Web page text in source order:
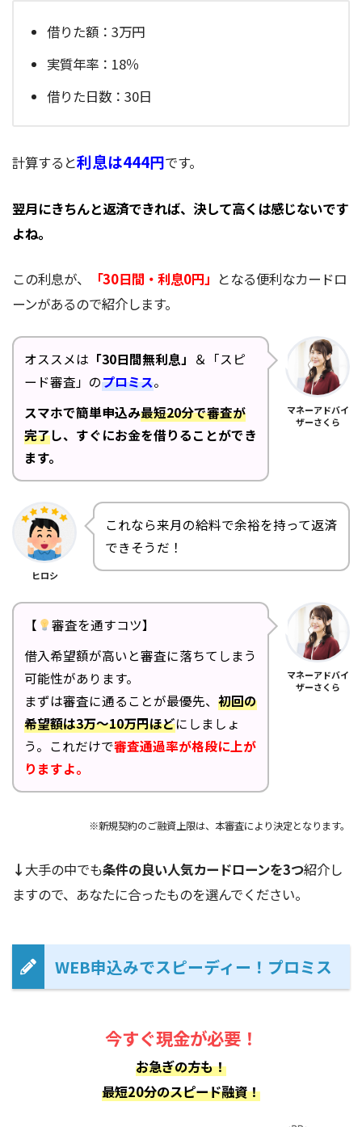
借りた額：3万円
実質年率：18％
借りた日数：30日
計算すると利息は444円です。
翌月にきちんと返済できれば、決して高くは感じないです
よね。
この利息が、 「30日間・利息0円」 となる便利なカードロ
ーンがあるので紹介します。
オススメは 「30日間無利息」 ＆「スピ
ード審査」のプロミス。
スマホで簡単申込み最短20分で審査が
完了し、すぐにお金を借りることができ
ます。
マネーアドバイ
ザーさくら
ヒロシ
これなら来月の給料で余裕を持って返済
できそうだ！
【
審査を通すコツ】
借入希望額が高いと審査に落ちてしまう
可能性があります。
まずは審査に通ることが最優先、 初回の
希望額は3万～10万円ほどにしましょ
う。これだけで審査通過率が格段に上が
りますよ。
マネーアドバイ
ザーさくら
※新規契約のご融資上限は、本審査により決定となります。
↓ 大手の中でも条件の良い人気カードローンを3つ紹介し
ますので、あなたに合ったものを選んでください。
WEB申込みでスピーディー！プロミス
今すぐ現金が必要！
お急ぎの方も！
最短20分のスピード融資！